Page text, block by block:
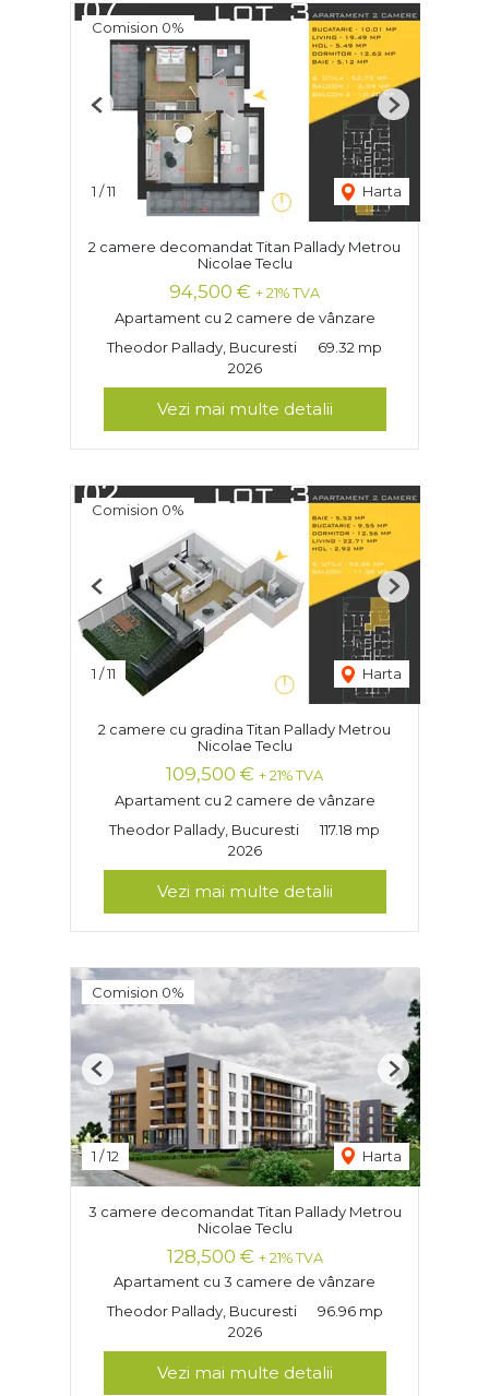
Comision 0%
1 /11 Harta
Previous Next
2 camere decomandat Titan Pallady Metrou
Nicolae Teclu
94,500 € + 21% TVA
Apartament cu 2 camere de vânzare
Theodor Pallady, Bucuresti
69.32 mp
2026
Vezi mai multe detalii
Comision 0%
1 /11 Harta
Previous Next
2 camere cu gradina Titan Pallady Metrou
Nicolae Teclu
109,500 € + 21% TVA
Apartament cu 2 camere de vânzare
Theodor Pallady, Bucuresti
117.18 mp
2026
Vezi mai multe detalii
Comision 0%
1 /12 Harta
Previous Next
3 camere decomandat Titan Pallady Metrou
Nicolae Teclu
128,500 € + 21% TVA
Apartament cu 3 camere de vânzare
Theodor Pallady, Bucuresti
96.96 mp
2026
Vezi mai multe detalii